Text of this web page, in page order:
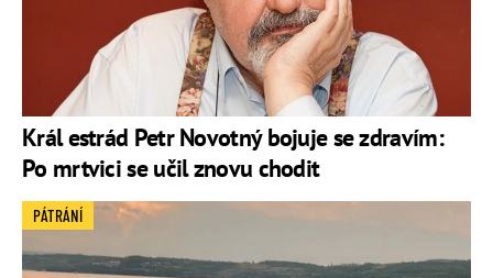
Král estrád Petr Novotný bojuje se zdravím:
Po mrtvici se učil znovu chodit
PÁTRÁNÍ